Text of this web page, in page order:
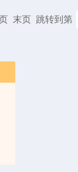
末页 跳转到第